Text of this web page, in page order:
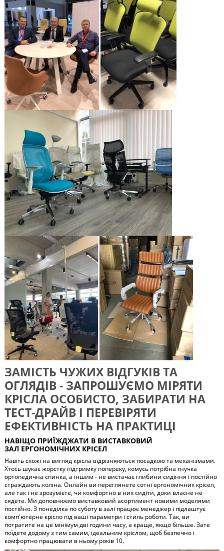
ЗАМІСТЬ ЧУЖИХ ВІДГУКІВ ТА
ОГЛЯДІВ - ЗАПРОШУЄМО МІРЯТИ
КРІСЛА ОСОБИСТО, ЗАБИРАТИ НА
ТЕСТ-ДРАЙВ І ПЕРЕВІРЯТИ
ЕФЕКТИВНІСТЬ НА ПРАКТИЦІ
НАВІЩО ПРИЇЖДЖАТИ В ВИСТАВКОВИЙ
ЗАЛ ЕРГОНОМІЧНИХ КРІСЕЛ
Навіть схожі на вигляд крісла відрізняються посадкою та механізмами.
Хтось шукає жорстку підтримку попереку, комусь потрібна гнучка
ортопедична спинка, а іншим - не вистачає глибини сидіння і постійно
страждають коліна. Онлайн ви переглянете сотні ергономічних крісел,
але так і не зрозумієте, чи комфортно в них сидіти, доки власне не
сядете. Ми доповнюємо виставковий асортимент новими моделями
постійно. З понеділка по суботу в залі працює менеджер і підлаштує
комп'ютерне крісло під ваші параметри і стиль роботи. Так, ви
потратите на це мінімум дві години часу, а краще, якщо більше. Зате
поїдете додому з тим самим, ідеальним кріслом, щоб безпечно і
комфортно працювати в ньому років 10.